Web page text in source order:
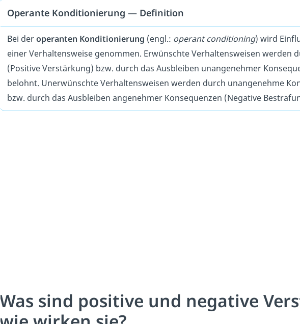
Operante Konditionierung — Definition
Bei deroperanten Konditionierung (engl.: operant conditioning) wird
einer Verhaltensweise genommen. Erwünschte Verhaltensweisen werden
(Positive Verstärkung) bzw. durch das Ausbleiben unangenehmer
belohnt. Unerwünschte Verhaltensweisen werden durch unangenehme
bzw. durch das Ausbleiben angenehmer Konsequenzen (Negative
Was sind positive und negative